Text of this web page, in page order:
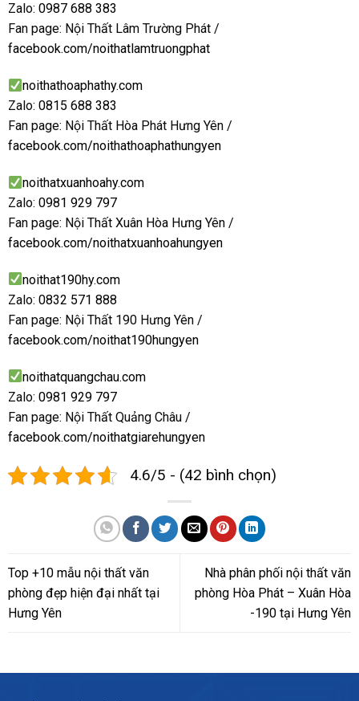
Zalo: 0987 688 383
Fan page: Nội Thất Lâm Trường Phát /
facebook.com/noithatlamtruongphat
noithathoaphathy.com
Zalo: 0815 688 383
Fan page: Nội Thất Hòa Phát Hưng Yên /
facebook.com/noithathoaphathungyen
noithatxuanhoahy.com
Zalo: 0981 929 797
Fan page: Nội Thất Xuân Hòa Hưng Yên /
facebook.com/noithatxuanhoahungyen
noithat190hy.com
Zalo: 0832 571 888
Fan page: Nội Thất 190 Hưng Yên /
facebook.com/noithat190hungyen
noithatquangchau.com
Zalo: 0981 929 797
Fan page: Nội Thất Quảng Châu /
facebook.com/noithatgiarehungyen
4.6/5 - (42 bình chọn)
Top +10 mẫu nội thất văn
phòng đẹp hiện đại nhất tại
Hưng Yên
Nhà phân phối nội thất văn
phòng Hòa Phát – Xuân Hòa
-190 tại Hưng Yên